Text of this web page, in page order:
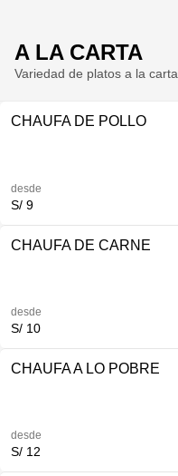
A LA CARTA
Variedad de platos a la carta
CHAUFA DE POLLO
desde
S/ 9
CHAUFA DE CARNE
desde
S/ 10
CHAUFA A LO POBRE
desde
S/ 12